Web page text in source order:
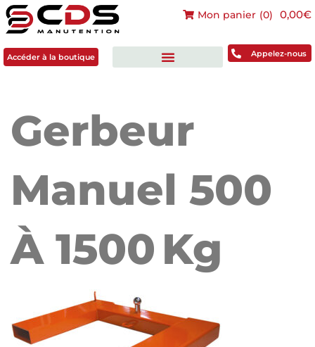
Accéder à la boutique
Mon panier (0) 0,00€
Appelez-nous
Gerbeur
Manuel 500
À 1500 Kg